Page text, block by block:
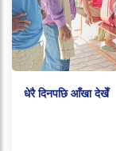
धेरै दिनपछि आँखा देखेँ